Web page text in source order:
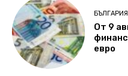
БЪЛГАРИЯ
От 9
евро